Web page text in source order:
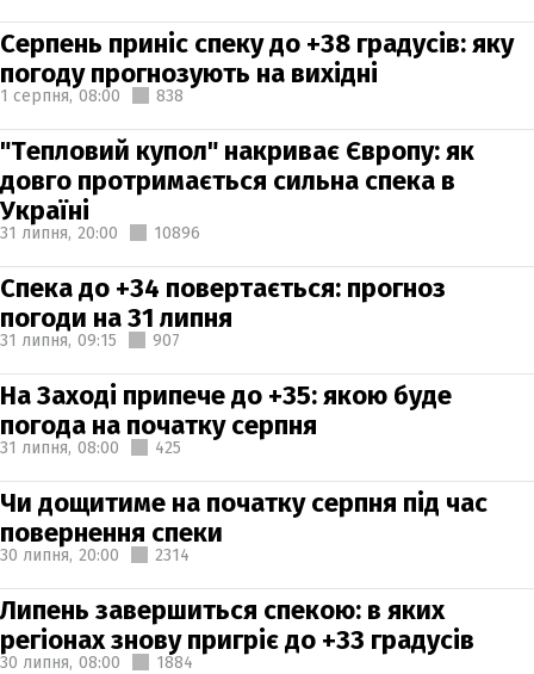
Серпень приніс спеку до +38 градусів: яку
погоду прогнозують на вихідні
1 серпня, 08:00 838
"Тепловий купол" накриває Європу: як
довго протримається сильна спека в
Україні
31 липня, 20:00 10896
Спека до +34 повертається: прогноз
погоди на 31 липня
31 липня, 09:15 907
На Заході припече до +35: якою буде
погода на початку серпня
31 липня, 08:00 425
Чи дощитиме на початку серпня під час
повернення спеки
30 липня, 20:00 2314
Липень завершиться спекою: в яких
регіонах знову пригріє до +33 градусів
30 липня, 08:00 1884